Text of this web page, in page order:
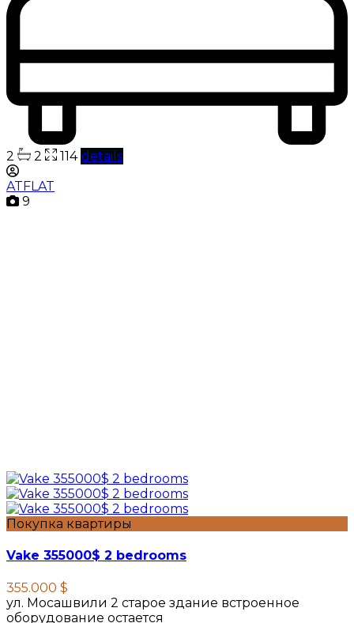
2 2 114 details
ATFLAT
9
Покупка квартиры
Vake 355000$ 2 bedrooms
355.000 $
ул. Мосашвили 2 старое здание встроенное
оборудование остается